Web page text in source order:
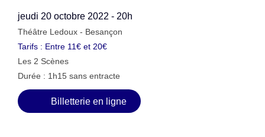
jeudi 20 octobre 2022 - 20h
Théâtre Ledoux - Besançon
Tarifs : Entre 11€ et 20€
Les 2 Scènes
Durée : 1h15 sans entracte
Billetterie en ligne